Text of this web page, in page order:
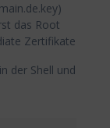
das Root
Zertifikate
der Shell und